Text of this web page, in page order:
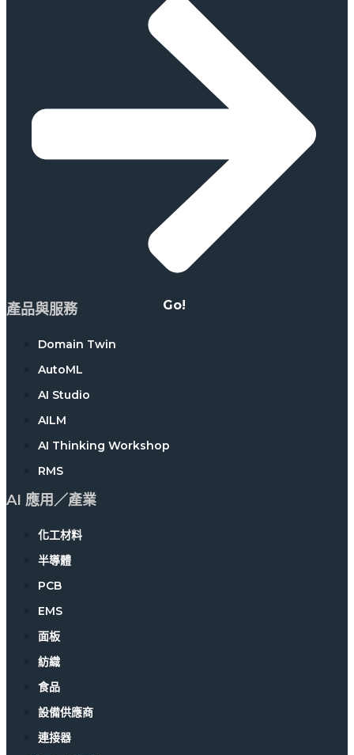
Go!
產品與服務
Domain Twin
AutoML
AI Studio
AILM
AI Thinking Workshop
RMS
AI 應用／產業
化工材料
半導體
PCB
EMS
面板
紡織
食品
設備供應商
連接器